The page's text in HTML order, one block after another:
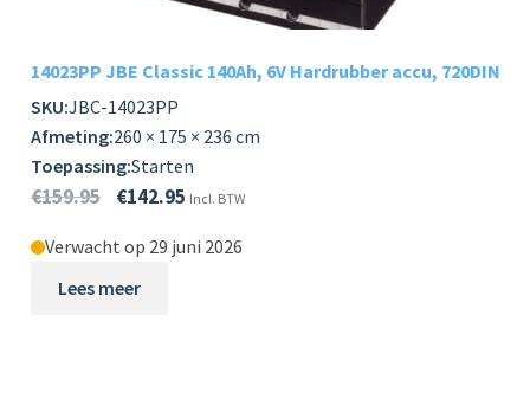
14023PP JBE Classic 140Ah, 6V Hardrubber accu, 720DIN
SKU:JBC-14023PP
Afmeting:260 × 175 × 236 cm
Toepassing:Starten
€159.95 €142.95 Incl. BTW
Verwacht op 29 juni 2026
Lees meer